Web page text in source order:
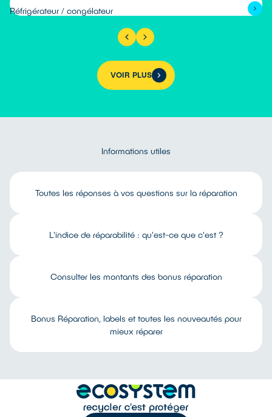
Réfrigérateur / congélateur
VOIR PLUS
Informations utiles
Toutes les réponses à vos questions sur la réparation
L'indice de réparabilité : qu'est-ce que c'est ?
Consulter les montants des bonus réparation
Bonus Réparation, labels et toutes les nouveautés pour
mieux réparer